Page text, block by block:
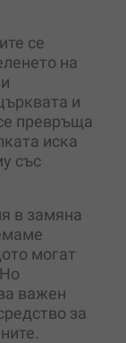
се
на
и
превръща
иска
със
в замяна
могат
важен
за